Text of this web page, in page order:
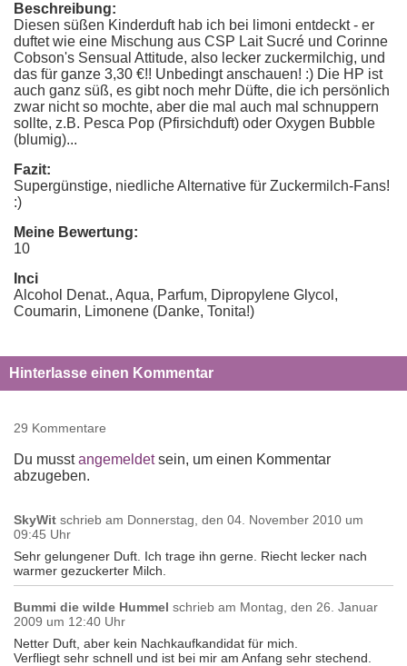
Beschreibung:
Diesen süßen Kinderduft hab ich bei limoni entdeckt - er
duftet wie eine Mischung aus CSP Lait Sucré und Corinne
Cobson's Sensual Attitude, also lecker zuckermilchig, und
das für ganze 3,30 €!! Unbedingt anschauen! :) Die HP ist
auch ganz süß, es gibt noch mehr Düfte, die ich persönlich
zwar nicht so mochte, aber die mal auch mal schnuppern
sollte, z.B. Pesca Pop (Pfirsichduft) oder Oxygen Bubble
(blumig)...
Fazit:
Supergünstige, niedliche Alternative für Zuckermilch-Fans!
:)
Meine Bewertung:
10
Inci
Alcohol Denat., Aqua, Parfum, Dipropylene Glycol,
Coumarin, Limonene (Danke, Tonita!)
Hinterlasse einen Kommentar
29 Kommentare
Du musstangemeldetsein, um einen Kommentar
abzugeben.
SkyWit schrieb am Donnerstag, den 04. November 2010 um
09:45 Uhr
Sehr gelungener Duft. Ich trage ihn gerne. Riecht lecker nach
warmer gezuckerter Milch.
Bummi die wilde Hummel schrieb am Montag, den 26. Januar
2009 um 12:40 Uhr
Netter Duft, aber kein Nachkaufkandidat für mich.
Verfliegt sehr schnell und ist bei mir am Anfang sehr stechend.